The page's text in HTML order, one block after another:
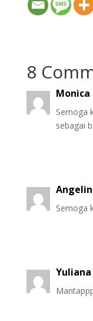
8
Monica
Semoga
sebagai
Semoga